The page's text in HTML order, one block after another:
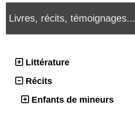
Livres, récits, témoignages...
Littérature
Récits
Enfants de mineurs